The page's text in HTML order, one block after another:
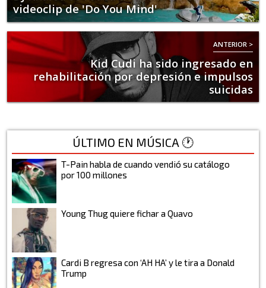
videoclip de 'Do You Mind'
ANTERIOR >
Kid Cudi ha sido ingresado en
rehabilitación por depresión e impulsos
suicidas
ÚLTIMO EN MÚSICA 🕐
T-Pain habla de cuando vendió su catálogo
por 100 millones
Young Thug quiere fichar a Quavo
Cardi B regresa con ‘AH HA’ y le tira a Donald
Trump